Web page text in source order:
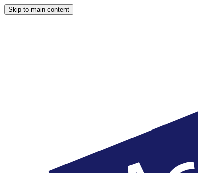
Skip to main content